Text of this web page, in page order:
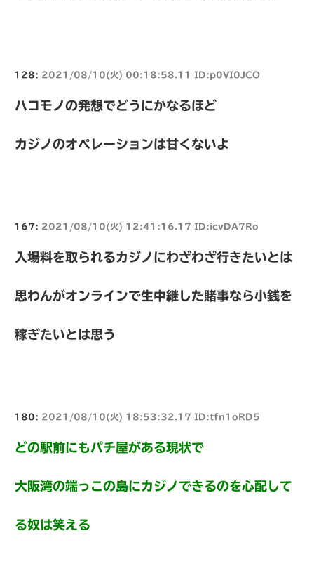
128: 2021/08/10(火) 00:18:58.11 ID:p0VI0JCO
ハコモノの発想でどうにかなるほど
カジノのオペレーションは甘くないよ
167: 2021/08/10(火) 12:41:16.17 ID:icvDA7Ro
入場料を取られるカジノにわざわざ行きたいとは
思わんがオンラインで生中継した賭事なら小銭を
稼ぎたいとは思う
180: 2021/08/10(火) 18:53:32.17 ID:tfn1oRD5
どの駅前にもパチ屋がある現状で
大阪湾の端っこの島にカジノできるのを心配して
る奴は笑える